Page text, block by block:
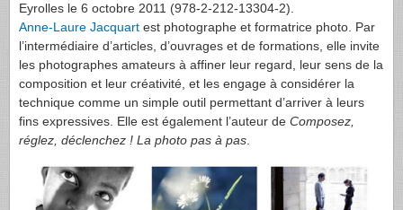
Eyrolles le 6 octobre 2011 (978-2-212-13304-2).
Anne-Laure Jacquart est photographe et formatrice photo. Par
l’intermédiaire d’articles, d’ouvrages et de formations, elle invite
les photographes amateurs à affiner leur regard, leur sens de la
composition et leur créativité, et les engage à considérer la
technique comme un simple outil permettant d’arriver à leurs
fins expressives. Elle est également l’auteur de Composez,
réglez, déclenchez ! La photo pas à pas